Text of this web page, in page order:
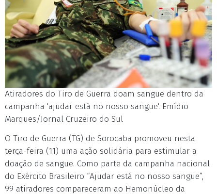
Atiradores do Tiro de Guerra doam sangue dentro da
campanha 'ajudar está no nosso sangue'. Emídio
Marques/Jornal Cruzeiro do Sul
O Tiro de Guerra (TG) de Sorocaba promoveu nesta
terça-feira (11) uma ação solidária para estimular a
doação de sangue. Como parte da campanha nacional
do Exército Brasileiro “Ajudar está no nosso sangue”,
99 atiradores compareceram ao Hemonúcleo da